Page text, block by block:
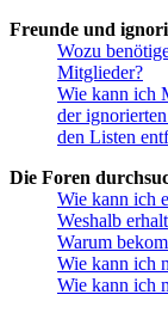
Freunde und
Wozu
Mitglieder?
Wie kann ich
der
den Listen
Die Foren
Wie kann ich
Weshalb
Warum
Wie kann ich
Wie kann ich